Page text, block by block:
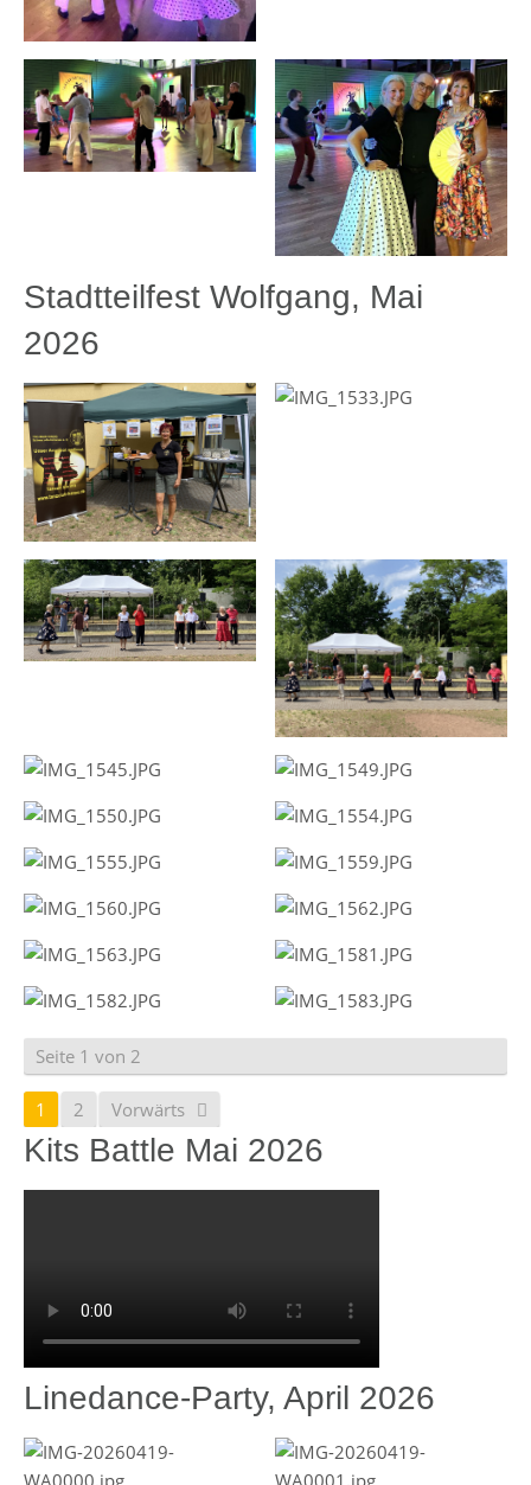
Stadtteilfest Wolfgang, Mai
2026
Seite 1 von 2
1 2 Vorwärts
Kits Battle Mai 2026
Linedance-Party, April 2026